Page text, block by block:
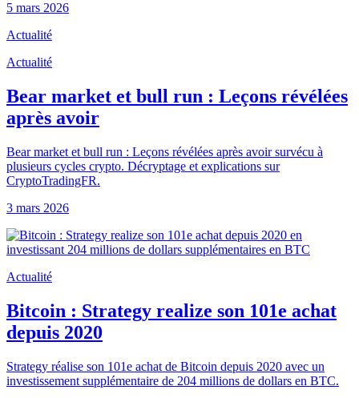
5 mars 2026
Actualité
Actualité
Bear market et bull run : Leçons révélées
après avoir
Bear market et bull run : Leçons révélées après avoir survécu à
plusieurs cycles crypto. Décryptage et explications sur
CryptoTradingFR.
3 mars 2026
Actualité
Bitcoin : Strategy realize son 101e achat
depuis 2020
Strategy réalise son 101e achat de Bitcoin depuis 2020 avec un
investissement supplémentaire de 204 millions de dollars en BTC.